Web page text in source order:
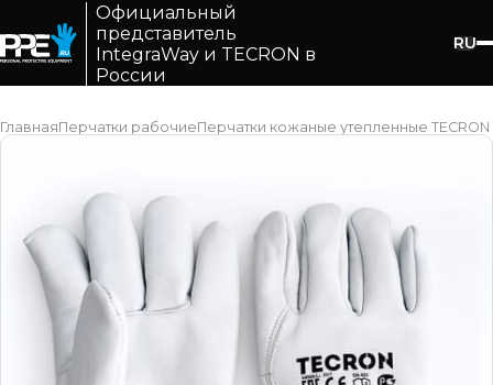
Официальный
представитель
IntegraWay и TECRON в
России
RU
ГлавнаяПерчатки рабочиеПерчатки кожаные утепленные